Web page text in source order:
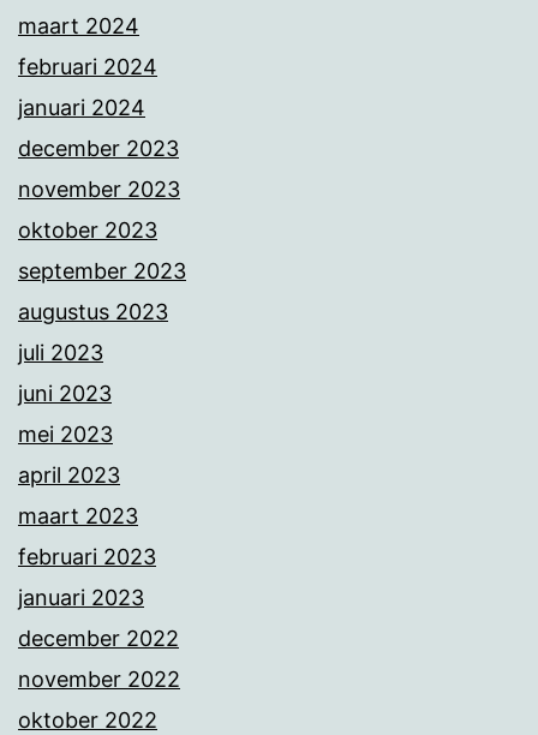
maart 2024
februari 2024
januari 2024
december 2023
november 2023
oktober 2023
september 2023
augustus 2023
juli 2023
juni 2023
mei 2023
april 2023
maart 2023
februari 2023
januari 2023
december 2022
november 2022
oktober 2022